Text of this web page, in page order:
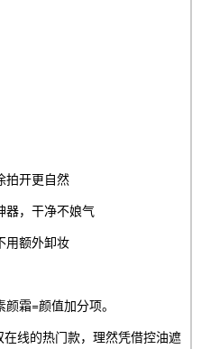
拍开更自然
器，干净不娘气
用额外卸妆
霜=颜值加分项。
线的热门款，理然凭借控油遮